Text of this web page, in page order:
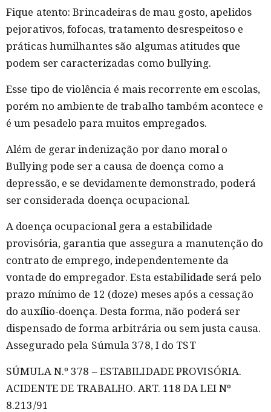
Fique atento: Brincadeiras de mau gosto, apelidos
pejorativos, fofocas, tratamento desrespeitoso e
práticas humilhantes são algumas atitudes que
podem ser caracterizadas como bullying.
Esse tipo de violência é mais recorrente em escolas,
porém no ambiente de trabalho também acontece e
é um pesadelo para muitos empregados.
Além de gerar indenização por dano moral o
Bullying pode ser a causa de doença como a
depressão, e se devidamente demonstrado, poderá
ser considerada doença ocupacional.
A doença ocupacional gera a estabilidade
provisória, garantia que assegura a manutenção do
contrato de emprego, independentemente da
vontade do empregador. Esta estabilidade será pelo
prazo mínimo de 12 (doze) meses após a cessação
do auxílio-doença. Desta forma, não poderá ser
dispensado de forma arbitrária ou sem justa causa.
Assegurado pela Súmula 378, I do TST
SÚMULA N.º 378 – ESTABILIDADE PROVISÓRIA.
ACIDENTE DE TRABALHO. ART. 118 DA LEI Nº
8.213/91